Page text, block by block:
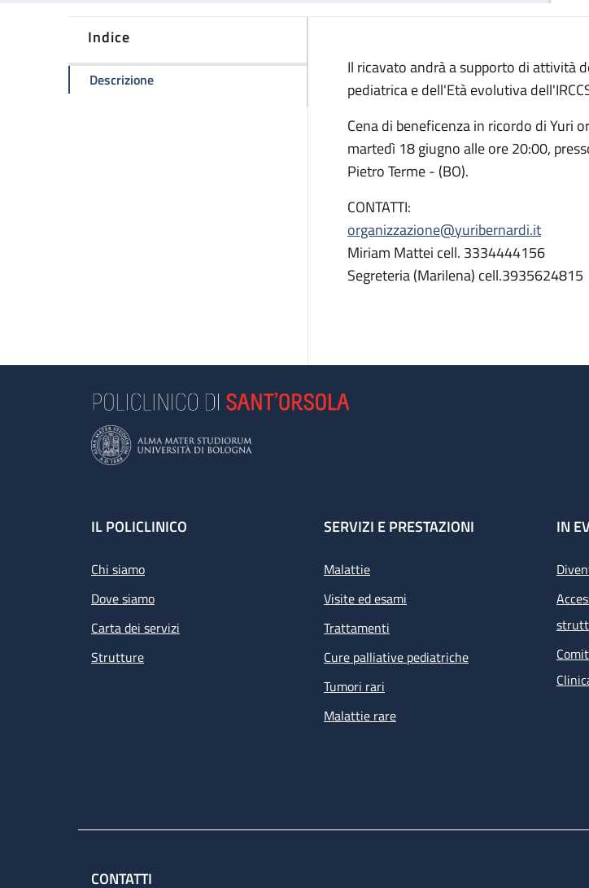
Indice
Descrizionedella pagina L'Associazione Yuri organizza una cena di beneficienza martedì
Il ricavato andrà a supporto di attività
pediatrica e dell'Età evolutiva
Cena di beneficenza in ricordo di Yuri
martedì 18 giugno alle ore 20:00,
Pietro Terme - (BO).
CONTATTI:
organizzazione@yuribernardi.it
Miriam Mattei cell. 3334444156
Segreteria (Marilena) cell.3935624815
Footer
IL POLICLINICO
Chi siamo
Dove siamo
Carta dei servizi
Strutture
SERVIZI E PRESTAZIONI
Malattie
Visite ed esami
Trattamenti
Cure palliative pediatriche
Tumori rari
Malattie rare
IN
CONTATTI